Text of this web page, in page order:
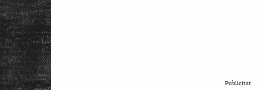
Publicitat